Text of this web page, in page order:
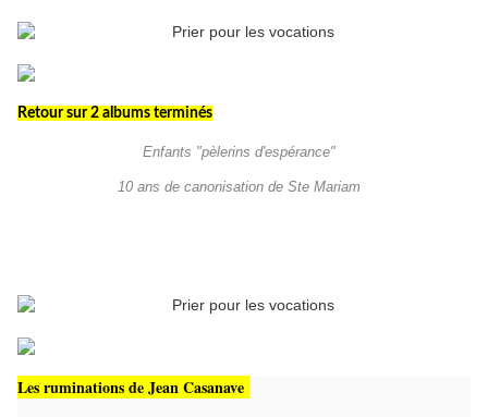
Retour sur 2 albums terminés
Enfants "pèlerins d'espérance"
10 ans de canonisation de Ste Mariam
Les ruminations de Jean Casanave